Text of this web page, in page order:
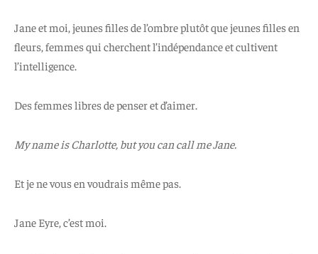
Jane et moi, jeunes filles de l’ombre plutôt que jeunes filles en
fleurs, femmes qui cherchent l’indépendance et cultivent
l’intelligence.
Des femmes libres de penser et d’aimer.
My name is Charlotte, but you can call me Jane.
Et je ne vous en voudrais même pas.
Jane Eyre, c’est moi.